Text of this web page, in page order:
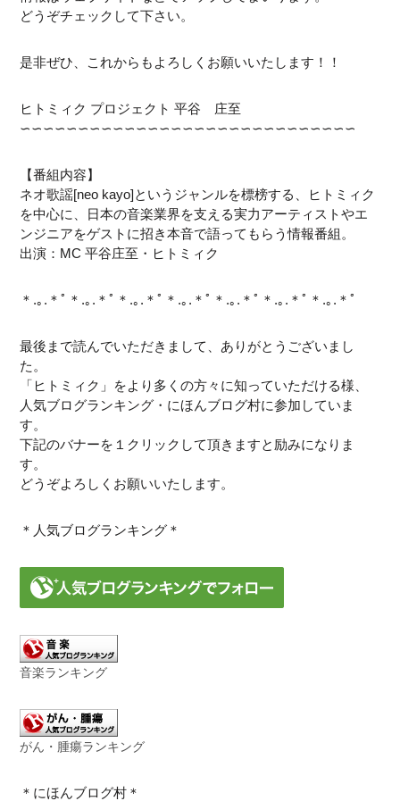
どうぞチェックして下さい。
是非ぜひ、これからもよろしくお願いいたします！！
ヒトミィク プロジェクト 平谷 庄至
∽∽∽∽∽∽∽∽∽∽∽∽∽∽∽∽∽∽∽∽∽∽∽∽∽∽∽∽∽
【番組内容】
ネオ歌謡[neo kayo]というジャンルを標榜する、ヒトミィク
を中心に、日本の音楽業界を支える実力アーティストやエ
ンジニアをゲストに招き本音で語ってもらう情報番組。
出演：MC 平谷庄至・ヒトミィク
＊.｡.＊ﾟ＊.｡.＊ﾟ＊.｡.＊ﾟ＊.｡.＊ﾟ＊.｡.＊ﾟ＊.｡.＊ﾟ＊.｡.＊ﾟ
最後まで読んでいただきまして、ありがとうございまし
た。
「ヒトミィク」をより多くの方々に知っていただける様、
人気ブログランキング・にほんブログ村に参加していま
す。
下記のバナーを１クリックして頂きますと励みになりま
す。
どうぞよろしくお願いいたします。
＊人気ブログランキング＊
音楽ランキング
がん・腫瘍ランキング
＊にほんブログ村＊